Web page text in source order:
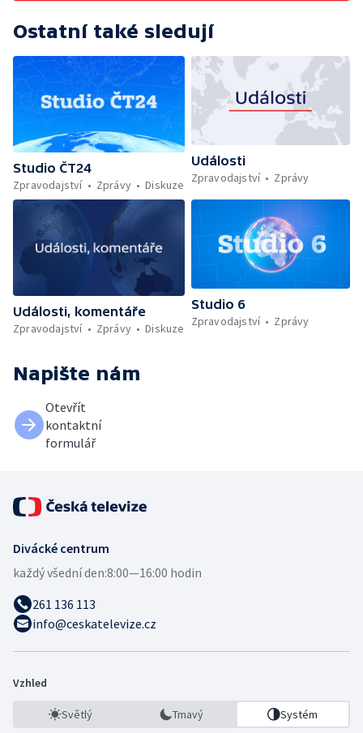
Ostatní také sledují
Studio ČT24
Zpravodajství
Zprávy Diskuze
Události
Zpravodajství
Zprávy
Události, komentáře
Zpravodajství
Zprávy Diskuze
Studio 6
Zpravodajství
Zprávy
Napište nám
Otevřít
kontaktní
formulář
Divácké centrum
každý všední den:8:00—16:00 hodin
261 136 113
info@ceskatelevize.cz
Vzhled
Světlý Tmavý Systém